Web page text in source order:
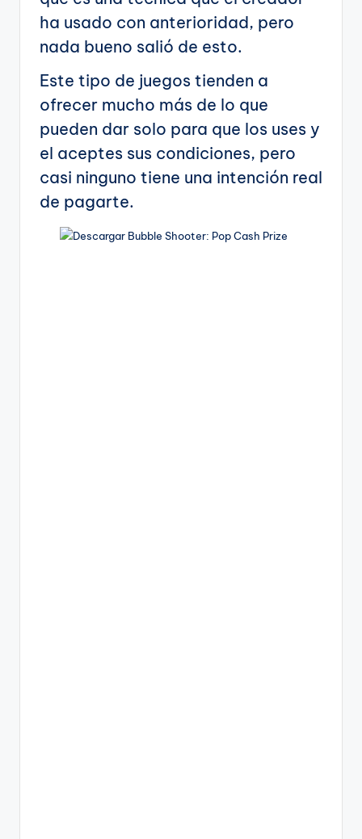
ha usado con anterioridad, pero
nada bueno salió de esto.
Este tipo de juegos tienden a
ofrecer mucho más de lo que
pueden dar solo para que los uses y
el aceptes sus condiciones, pero
casi ninguno tiene una intención real
de pagarte.